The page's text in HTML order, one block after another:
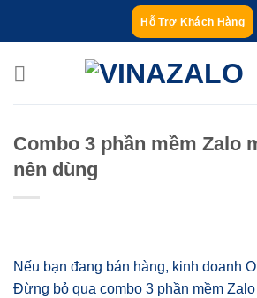
Hỗ Trợ Khách Hàng
Combo 3 phần mềm Zalo
nên dùng
Nếu bạn đang bán hàng, kinh doanh
Đừng bỏ qua combo 3 phần mềm